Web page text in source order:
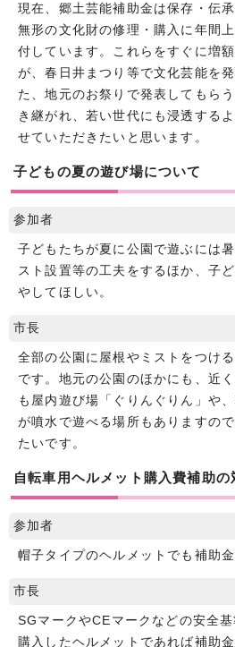
現在、郷土芸能補助金は保存・伝
無形の文化財の修理・購入に年間
付しています。これらをすぐに増
が、春日井まつり等で文化芸能を
た、地元のお祭りで発表してもら
き継がれ、若い世代にも浸透する
せていただきたいと思います。
子どもの夏の遊び場について
参加者
子どもたちが夏に公園で遊ぶには
スト設置等の工夫をするほか、子
やしてほしい。
市長
全部の公園に屋根やミストをつけ
です。地元の公園のほかにも、近
も屋内遊び場「ぐりんぐりん」や
が噴水で遊べる場所もありますの
たいです。
自転車用ヘルメット購入費補助の
参加者
帽子タイプのヘルメットでも補助金
市長
SGマークやCEマークなどの安全
購入したヘルメットであれば補助